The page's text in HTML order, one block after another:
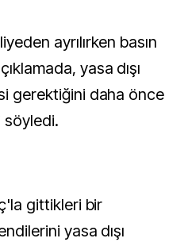
ayrılırken basın
yasa dışı
gerektiğini daha önce
söyledi.
gittikleri bir
yasa dışı